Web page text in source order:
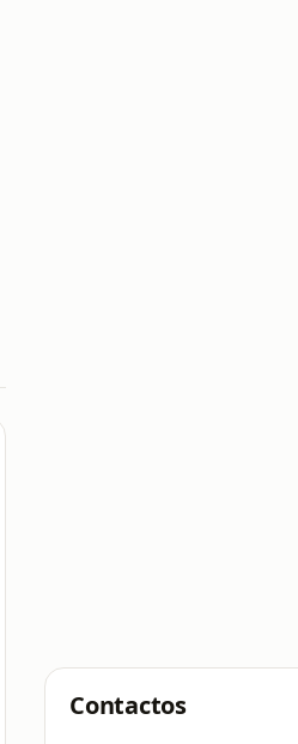
Contactos